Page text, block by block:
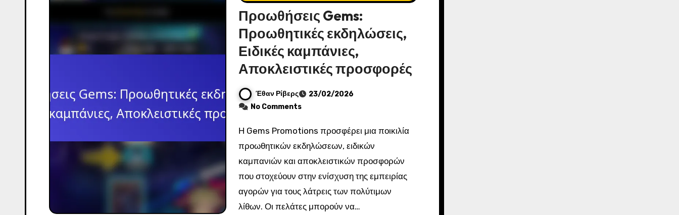
Προωθήσεις Gems:
Προωθητικές εκδηλώσεις,
Ειδικές καμπάνιες,
Αποκλειστικές προσφορές
Έθαν Ρίβερς
23/02/2026
No Comments
Η Gems Promotions προσφέρει μια ποικιλία
προωθητικών εκδηλώσεων, ειδικών
καμπανιών και αποκλειστικών προσφορών
που στοχεύουν στην ενίσχυση της εμπειρίας
αγορών για τους λάτρεις των πολύτιμων
λίθων. Οι πελάτες μπορούν να…